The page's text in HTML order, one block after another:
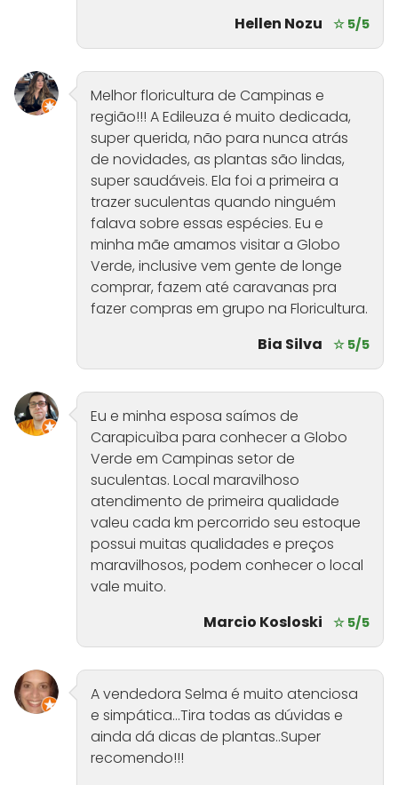
Hellen Nozu
☆ 5/5
Melhor floricultura de Campinas e
região!!! A Edileuza é muito dedicada,
super querida, não para nunca atrás
de novidades, as plantas são lindas,
super saudáveis. Ela foi a primeira a
trazer suculentas quando ninguém
falava sobre essas espécies. Eu e
minha mãe amamos visitar a Globo
Verde, inclusive vem gente de longe
comprar, fazem até caravanas pra
fazer compras em grupo na Floricultura.
Bia Silva
☆ 5/5
Eu e minha esposa saímos de
Carapicuìba para conhecer a Globo
Verde em Campinas setor de
suculentas. Local maravilhoso
atendimento de primeira qualidade
valeu cada km percorrido seu estoque
possui muitas qualidades e preços
maravilhosos, podem conhecer o local
vale muito.
Marcio Kosloski
☆ 5/5
A vendedora Selma é muito atenciosa
e simpática...Tira todas as dúvidas e
ainda dá dicas de plantas..Super
recomendo!!!